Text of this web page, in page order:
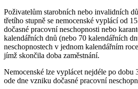
Poživatelům starobních nebo invalidních
třetího stupně se nemocenské vyplácí od
dočasné pracovní neschopnosti nebo
kalendářních dnů (nebo 70 kalendářních
neschopnostech v jednom kalendářním
jímž skončila doba zaměstnání.
Nemocenské lze vyplácet nejdéle po dobu
ode dne vzniku dočasné pracovní